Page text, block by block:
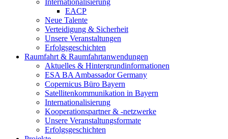
Internationalisierung
EACP
Neue Talente
Verteidigung & Sicherheit
Unsere Veranstaltungen
Erfolgsgeschichten
Raumfahrt & Raumfahrtanwendungen
Aktuelles & Hintergrundinformationen
ESA BA Ambassador Germany
Copernicus Büro Bayern
Satellitenkommunikation in Bayern
Internationalisierung
Kooperationspartner & -netzwerke
Unsere Veranstaltungsformate
Erfolgsgeschichten